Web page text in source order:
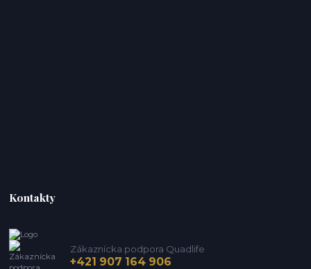
Kontakty
Zákaznícka podpora Quadlife
+421 907 164 906